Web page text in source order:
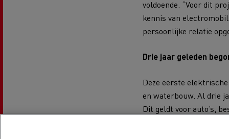
Beton transport
voldoende. “Voor dit
kennis van
persoonlijke relatie
Drie jaar geleden
Deze eerste
en waterbouw. Al drie
Dit geldt voor auto’s,